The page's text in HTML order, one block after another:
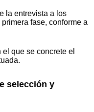
la entrevista a los
fase, conforme a
que se concrete el
selección y